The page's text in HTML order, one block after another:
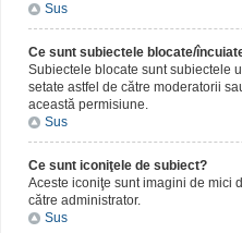
Sus
Ce sunt subiectele blocate/
Subiectele blocate sunt subiectele
setate astfel de către moderatorii
această permisiune.
Sus
Ce sunt iconiţele de subiect?
Aceste iconiţe sunt imagini de mici
către administrator.
Sus